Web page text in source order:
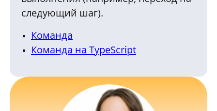
следующий шаг).
Команда
Команда на TypeScript